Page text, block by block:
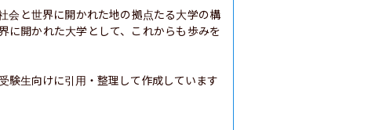
会と世界に開かれた地の拠点たる大学の構
に開かれた大学として、これからも歩みを
験生向けに引用・整理して作成しています